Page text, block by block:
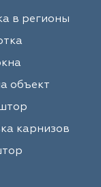
в регионы
объект
карнизов